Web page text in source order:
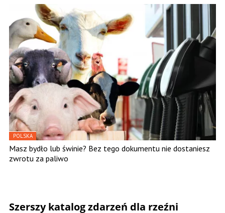
POLSKA
Masz bydło lub świnie? Bez tego dokumentu nie dostaniesz
zwrotu za paliwo
Szerszy katalog zdarzeń dla rzeźni